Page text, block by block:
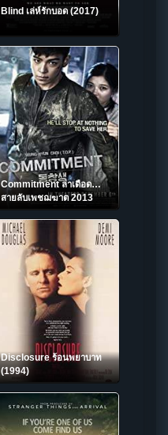
Blind เล่ห์รักบอด (2017)
Commitment ล่าเดือด…
สายลับเพชฌฆาต 2013
Disclosure ร้อนพยาบาท
(1994)